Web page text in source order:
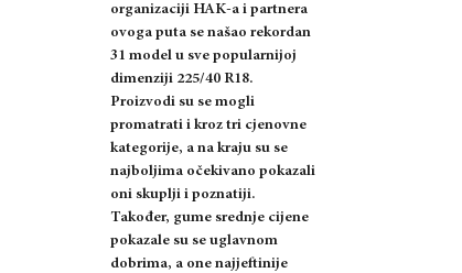
organizaciji HAK-a i partnera
ovoga puta se našao rekordan
31 model u sve popularnijoj
dimenziji 225/40 R18.
Proizvodi su se mogli
promatrati i kroz tri cjenovne
kategorije, a na kraju su se
najboljima očekivano pokazali
oni skuplji i poznatiji.
Također, gume srednje cijene
pokazale su se uglavnom
dobrima, a one najjeftinije